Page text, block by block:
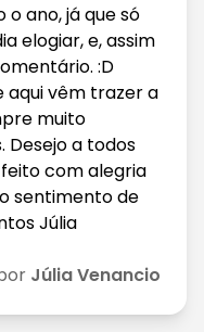
ano, já que só
elogiar, e, assim
:D
aqui vêm trazer a
muito
Desejo a todos
com alegria
sentimento de
Júlia
Júlia Venancio